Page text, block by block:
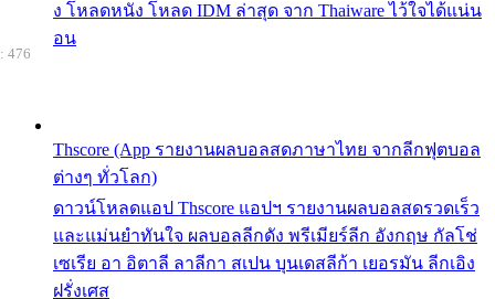
ง โหลดหนัง โหลด IDM ล่าสุด จาก Thaiware ไว้ใจได้แน่น
อน
Thscore (App รายงานผลบอลสดภาษาไทย จากลีกฟุตบอล
ต่างๆ ทั่วโลก)
ดาวน์โหลดแอป Thscore แอปฯ รายงานผลบอลสดรวดเร็ว
และแม่นยำทันใจ ผลบอลลีกดัง พรีเมียร์ลีก อังกฤษ กัลโช่
เซเรีย อา อิตาลี ลาลีกา สเปน บุนเดสลีก้า เยอรมัน ลีกเอิง
ฝรั่งเศส
476